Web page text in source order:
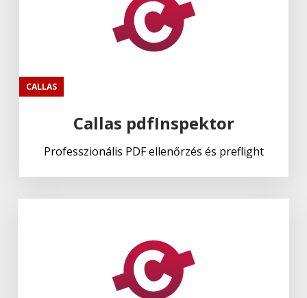
CALLAS
Callas pdfInspektor
Professzionális PDF ellenőrzés és preflight